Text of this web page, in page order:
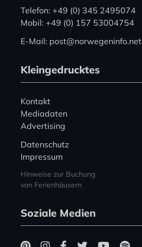
Telefon: +49 (0) 345 2495074
Mobil: +49 (0) 157 53004754
E-Mail: post@norwegeninfo.net
Kleingedrucktes
Kontakt
Mediadaten
Advertising
Datenschutz
Impressum
Hinweise zur Buchung
von Ferienhäusern
Soziale Medien